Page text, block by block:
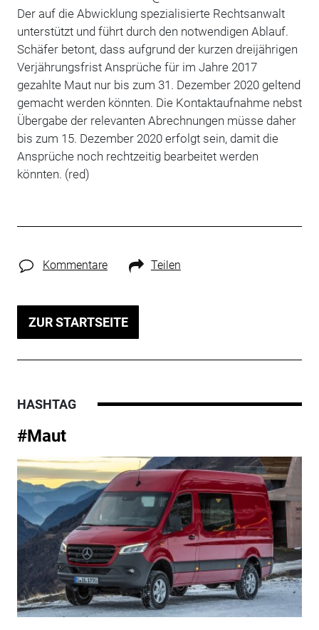
Der auf die Abwicklung spezialisierte Rechtsanwalt
unterstützt und führt durch den notwendigen Ablauf.
Schäfer betont, dass aufgrund der kurzen dreijährigen
Verjährungsfrist Ansprüche für im Jahre 2017
gezahlte Maut nur bis zum 31. Dezember 2020 geltend
gemacht werden könnten. Die Kontaktaufnahme nebst
Übergabe der relevanten Abrechnungen müsse daher
bis zum 15. Dezember 2020 erfolgt sein, damit die
Ansprüche noch rechtzeitig bearbeitet werden
könnten. (red)
Kommentare Teilen
ZUR STARTSEITE
HASHTAG
#Maut